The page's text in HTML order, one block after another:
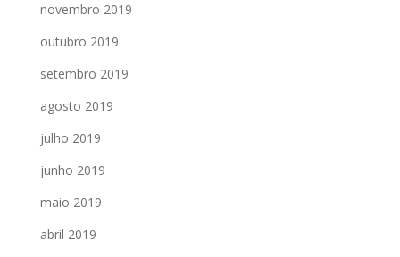
novembro 2019
outubro 2019
setembro 2019
agosto 2019
julho 2019
junho 2019
maio 2019
abril 2019